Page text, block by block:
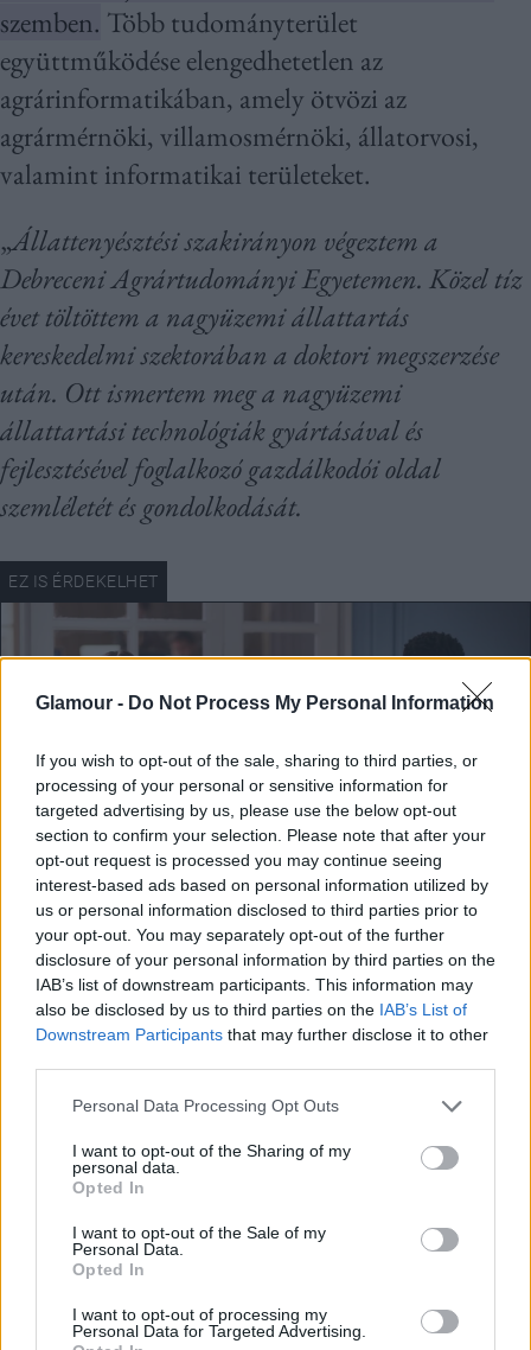
Glamour - Do Not Process My Personal Information
If you wish to opt-out of the sale, sharing to third parties, or
processing of your personal or sensitive information for
targeted advertising by us, please use the below opt-out
section to confirm your selection. Please note that after your
opt-out request is processed you may continue seeing
interest-based ads based on personal information utilized by
us or personal information disclosed to third parties prior to
your opt-out. You may separately opt-out of the further
disclosure of your personal information by third parties on the
IAB’s list of downstream participants. This information may
also be disclosed by us to third parties on the IAB’s List of
Downstream Participants that may further disclose it to other
Please note that this website/app uses one or more Google
not limited to your visit or usage behaviour. You may click to
grant or deny consent to Google and its third-party tags to
use your data for below specified purposes in below Google
consent section.
Personal Data Processing Opt Outs
I want to opt-out of the Sharing of my
personal data.
Opted In
I want to opt-out of the Sale of my
Personal Data.
Opted In
I want to opt-out of processing my
Personal Data for Targeted Advertising.
szemben. Több tudományterület
együttműködése elengedhetetlen az
agrárinformatikában, amely ötvözi az
agrármérnöki, villamosmérnöki, állatorvosi,
valamint informatikai területeket.
„Állattenyésztési szakirányon végeztem a
Debreceni Agrártudományi Egyetemen. Közel tíz
évet töltöttem a nagyüzemi állattartás
kereskedelmi szektorában a doktori megszerzése
után. Ott ismertem meg a nagyüzemi
állattartási technológiák gyártásával és
fejlesztésével foglalkozó gazdálkodói oldal
szemléletét és gondolkodását.
egy pohár hígítatlan szörpöt” –
marketing szakembereket kérdeztünk az
Emily Párizsban-ról
Később kerültem az ELTE Informatikai Karára,